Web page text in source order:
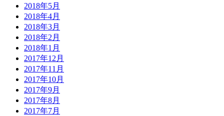
2018年5月
2018年4月
2018年3月
2018年2月
2018年1月
2017年12月
2017年11月
2017年10月
2017年9月
2017年8月
2017年7月